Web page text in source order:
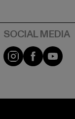
Instagram
Facebook